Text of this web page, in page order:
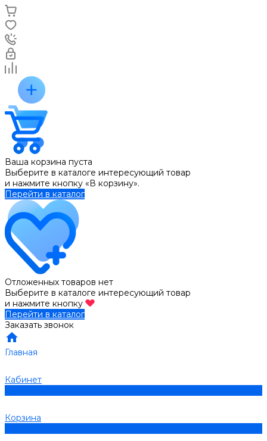
Ваша корзина пуста
Выберите в каталоге интересующий товар
и нажмите кнопку «В корзину».
Перейти в каталог
Отложенных товаров нет
Выберите в каталоге интересующий товар
и нажмите кнопку
Перейти в каталог
Заказать звонок
Главная
Кабинет
Корзина